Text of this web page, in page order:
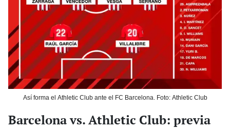
Así forma el Athletic Club ante el FC Barcelona. Foto: Athletic Club
Barcelona vs. Athletic Club: previa